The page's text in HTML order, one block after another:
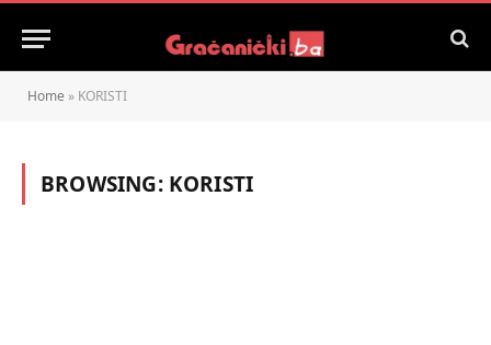
Home » KORISTI
BROWSING: KORISTI